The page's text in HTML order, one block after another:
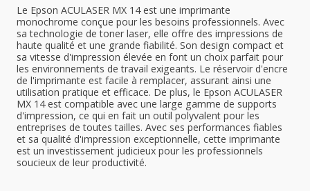
Le Epson ACULASER MX 14 est une imprimante
monochrome conçue pour les besoins professionnels. Avec
sa technologie de toner laser, elle offre des impressions de
haute qualité et une grande fiabilité. Son design compact et
sa vitesse d'impression élevée en font un choix parfait pour
les environnements de travail exigeants. Le réservoir d'encre
de l'imprimante est facile à remplacer, assurant ainsi une
utilisation pratique et efficace. De plus, le Epson ACULASER
MX 14 est compatible avec une large gamme de supports
d'impression, ce qui en fait un outil polyvalent pour les
entreprises de toutes tailles. Avec ses performances fiables
et sa qualité d'impression exceptionnelle, cette imprimante
est un investissement judicieux pour les professionnels
soucieux de leur productivité.